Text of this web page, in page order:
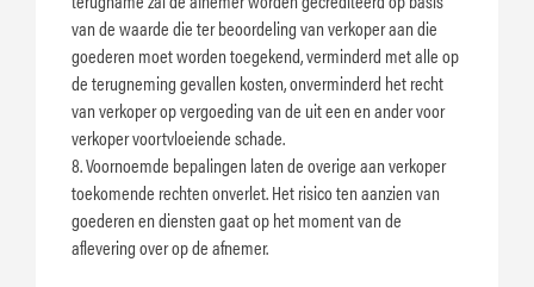
van de waarde die ter beoordeling van verkoper aan die
goederen moet worden toegekend, verminderd met alle op
de terugneming gevallen kosten, onverminderd het recht
van verkoper op vergoeding van de uit een en ander voor
verkoper voortvloeiende schade.
8. Voornoemde bepalingen laten de overige aan verkoper
toekomende rechten onverlet. Het risico ten aanzien van
goederen en diensten gaat op het moment van de
aflevering over op de afnemer.